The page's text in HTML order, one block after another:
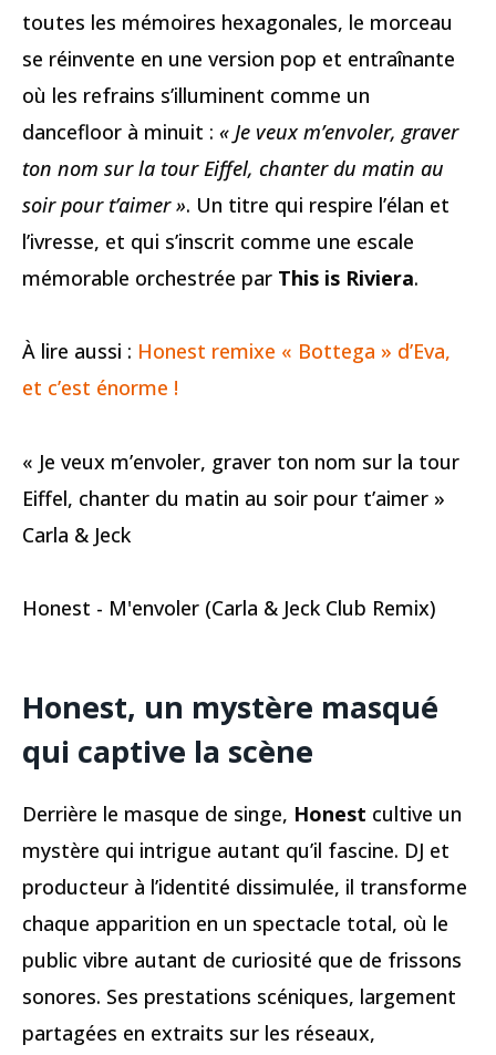
toutes les mémoires hexagonales, le morceau
se réinvente en une version pop et entraînante
où les refrains s’illuminent comme un
dancefloor à minuit : « Je veux m’envoler, graver
ton nom sur la tour Eiffel, chanter du matin au
soir pour t’aimer ». Un titre qui respire l’élan et
l’ivresse, et qui s’inscrit comme une escale
mémorable orchestrée par This is Riviera.
À lire aussi : Honest remixe « Bottega » d’Eva,
et c’est énorme !
« Je veux m’envoler, graver ton nom sur la tour
Eiffel, chanter du matin au soir pour t’aimer »
Carla & Jeck
Honest - M'envoler (Carla & Jeck Club Remix)
Honest, un mystère masqué
qui captive la scène
Derrière le masque de singe, Honest cultive un
mystère qui intrigue autant qu’il fascine. DJ et
producteur à l’identité dissimulée, il transforme
chaque apparition en un spectacle total, où le
public vibre autant de curiosité que de frissons
sonores. Ses prestations scéniques, largement
partagées en extraits sur les réseaux,